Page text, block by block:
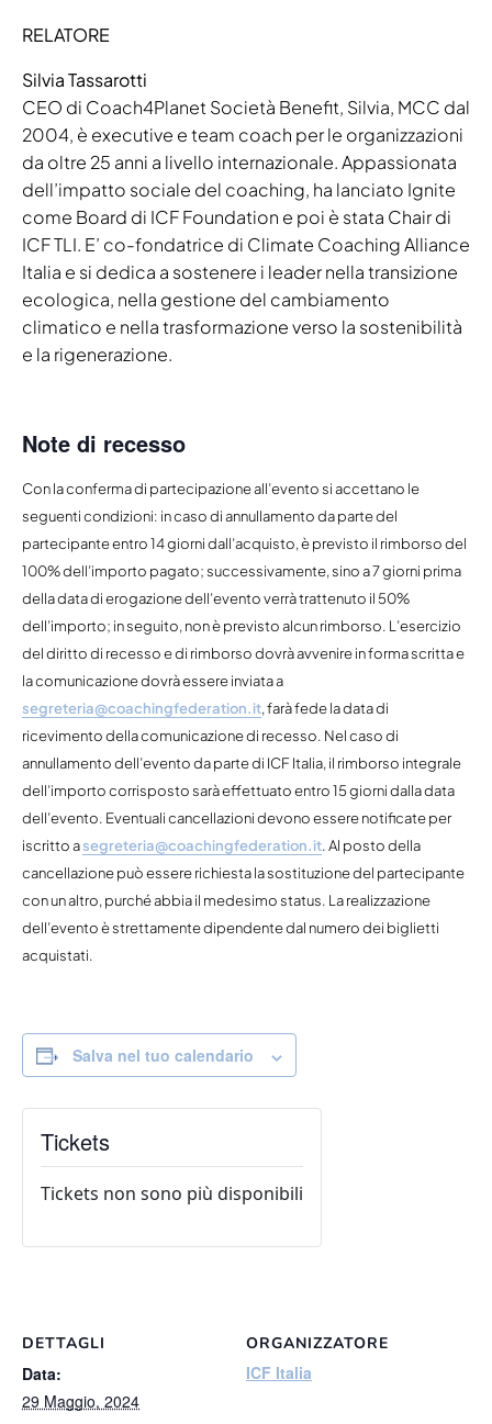
RELATORE
Silvia Tassarotti
CEO di Coach4Planet Società Benefit, Silvia, MCC dal
2004, è executive e team coach per le organizzazioni
da oltre 25 anni a livello internazionale. Appassionata
dell’impatto sociale del coaching, ha lanciato Ignite
come Board di ICF Foundation e poi è stata Chair di
ICF TLI. E’ co-fondatrice di Climate Coaching Alliance
Italia e si dedica a sostenere i leader nella transizione
ecologica, nella gestione del cambiamento
climatico e nella trasformazione verso la sostenibilità
e la rigenerazione.
Note di recesso
Con la conferma di partecipazione all’evento si accettano le
seguenti condizioni: in caso di annullamento da parte del
partecipante entro 14 giorni dall’acquisto, è previsto il rimborso del
100% dell’importo pagato; successivamente, sino a 7 giorni prima
della data di erogazione dell’evento verrà trattenuto il 50%
dell’importo; in seguito, non è previsto alcun rimborso. L’esercizio
del diritto di recesso e di rimborso dovrà avvenire in forma scritta e
la comunicazione dovrà essere inviata a
segreteria@coachingfederation.it, farà fede la data di
ricevimento della comunicazione di recesso. Nel caso di
annullamento dell’evento da parte di ICF Italia, il rimborso integrale
dell’importo corrisposto sarà effettuato entro 15 giorni dalla data
dell’evento. Eventuali cancellazioni devono essere notificate per
iscritto asegreteria@coachingfederation.it. Al posto della
cancellazione può essere richiesta la sostituzione del partecipante
con un altro, purché abbia il medesimo status. La realizzazione
dell’evento è strettamente dipendente dal numero dei biglietti
acquistati.
Salva nel tuo calendario
DETTAGLI
Data:
29 Maggio, 2024
ORGANIZZATORE
ICF Italia
Tickets
Tickets non sono più disponibili